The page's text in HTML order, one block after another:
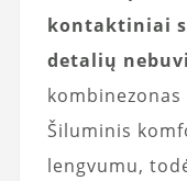
kontaktiniai
detalių
Šiluminis
lengvumu,